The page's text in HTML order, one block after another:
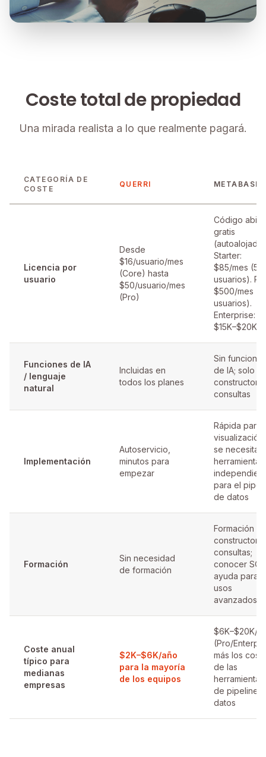
Coste total de propiedad
Una mirada realista a lo que realmente pagará.
CATEGORÍA DE
COSTE
QUERRI METABASE
Licencia por
usuario
Desde
$16/usuario/mes
(Core) hasta
$50/usuario/mes
(Pro)
Código
gratis
Starter:
$85/mes (5
usuarios).
$500/mes
usuarios).
Enterprise:
$15K–$20K/
Funciones de IA
/ lenguaje
natural
Incluidas en
todos los planes
Sin funciones
de IA; solo
constructor
consultas
Implementación
Autoservicio,
minutos para
empezar
Rápida para
visualización;
se necesitan
herramientas
para el
de datos
Formación
Sin necesidad
de formación
Formación
constructor
consultas;
conocer SQL
ayuda para
usos
avanzados
Coste anual
típico para
medianas
empresas
$2K–$6K/año
para la mayoría
de los equipos
$6K–$20K/
(Pro/
más los
de las
herramientas
de pipeline
datos